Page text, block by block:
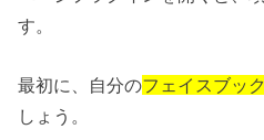
す。
最初に、自分のフェイスブッ
しょう。